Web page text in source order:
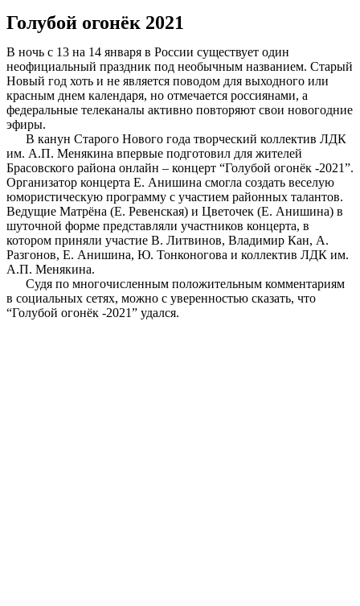
Голубой огонёк 2021
В ночь с 13 на 14 января в России существует один
неофициальный праздник под необычным названием. Старый
Новый год хоть и не является поводом для выходного или
красным днем календаря, но отмечается россиянами, а
федеральные телеканалы активно повторяют свои новогодние
эфиры.
В канун Старого Нового года творческий коллектив ЛДК
им. А.П. Менякина впервые подготовил для жителей
Брасовского района онлайн – концерт “Голубой огонёк -2021”.
Организатор концерта Е. Анишина смогла создать веселую
юмористическую программу с участием районных талантов.
Ведущие Матрёна (Е. Ревенская) и Цветочек (Е. Анишина) в
шуточной форме представляли участников концерта, в
котором приняли участие В. Литвинов, Владимир Кан, А.
Разгонов, Е. Анишина, Ю. Тонконогова и коллектив ЛДК им.
А.П. Менякина.
Судя по многочисленным положительным комментариям
в социальных сетях, можно с уверенностью сказать, что
“Голубой огонёк -2021” удался.